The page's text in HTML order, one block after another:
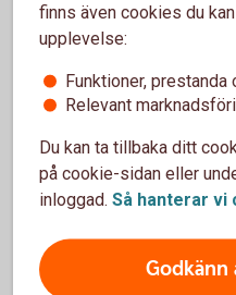
2005 - 2012 Nordea,
2013 - 2017 Sparbanken
2017 - 2022 Åse Viste
2022 - Grangatan
2025 - 2026 Sparbanken
Andra
finns även cookies du
upplevelse:
Funktioner,
Relevant
Du kan ta tillbaka ditt
på cookie-sidan eller
inloggad. Så hanterar vi
Godkänn